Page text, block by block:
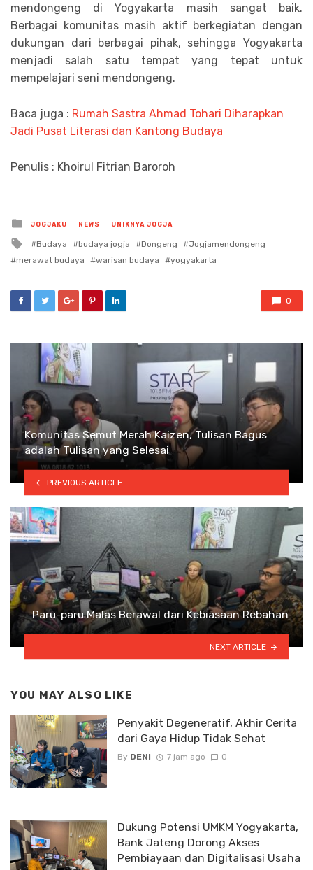
mendongeng di Yogyakarta masih sangat baik.
Berbagai komunitas masih aktif berkegiatan dengan
dukungan dari berbagai pihak, sehingga Yogyakarta
menjadi salah satu tempat yang tepat untuk
mempelajari seni mendongeng.
Baca juga : Rumah Sastra Ahmad Tohari Diharapkan
Jadi Pusat Literasi dan Kantong Budaya
Penulis : Khoirul Fitrian Baroroh
Posted
in
JOGJAKU NEWS UNIKNYA JOGJA
Tagged
Budaya budaya jogja Dongeng
Jogjamendongeng
merawat budaya
warisan budaya yogyakarta
0
Komunitas Semut Merah Kaizen, Tulisan Bagus
adalah Tulisan yang Selesai
PREVIOUS ARTICLE
Paru-paru Malas Berawal dari Kebiasaan Rebahan
NEXT ARTICLE
YOU MAY ALSO LIKE
Penyakit Degeneratif, Akhir Cerita
dari Gaya Hidup Tidak Sehat
By DENI 7 jam ago 0
Dukung Potensi UMKM Yogyakarta,
Bank Jateng Dorong Akses
Pembiayaan dan Digitalisasi Usaha